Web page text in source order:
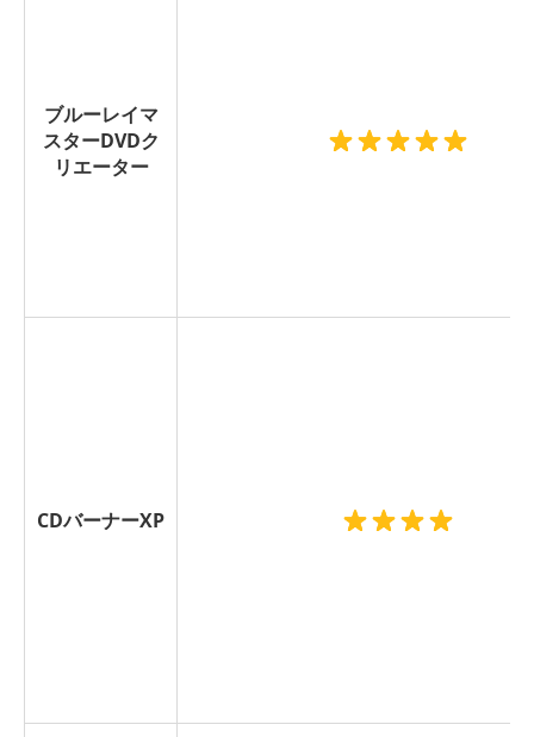
ブルーレイマ
スターDVDク
リエーター
CDバーナーXP